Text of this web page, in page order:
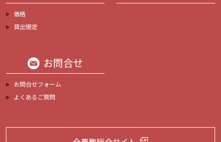
価格
貸出規定
お問合せ
お問合せフォーム
よくあるご質問